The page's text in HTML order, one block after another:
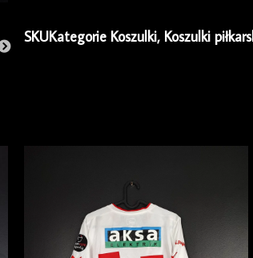
SKUKategorie Koszulki, Koszulki